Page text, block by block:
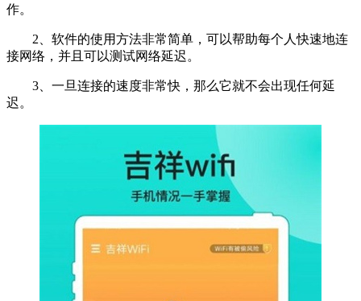
作。
2、软件的使用方法非常简单，可以帮助每个人快速地连
接网络，并且可以测试网络延迟。
3、一旦连接的速度非常快，那么它就不会出现任何延
迟。